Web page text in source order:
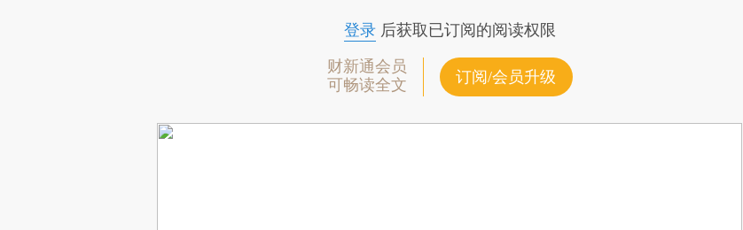
登录后获取已订阅的阅读权限
财新通会员
可畅读全文
订阅/会员升级